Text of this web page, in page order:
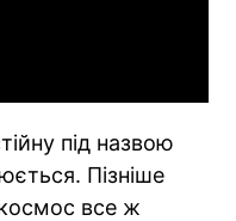
під назвою
Пізніше
космос все ж